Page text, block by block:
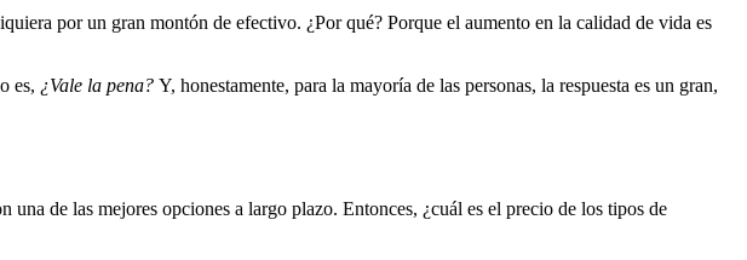
por un gran montón de efectivo. ¿Por qué? Porque el aumento en la calidad de vida es
es, ¿Vale la pena? Y, honestamente, para la mayoría de las personas, la respuesta es un gran,
una de las mejores opciones a largo plazo. Entonces, ¿cuál es el precio de los tipos de